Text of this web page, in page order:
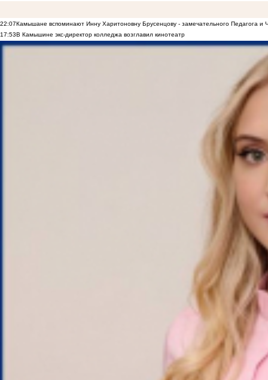
22:07Камышане вспоминают Инну Харитоновну Брусенцову - замечательного Педагога и
17:53В Камышине экс-директор колледжа возглавил кинотеатр